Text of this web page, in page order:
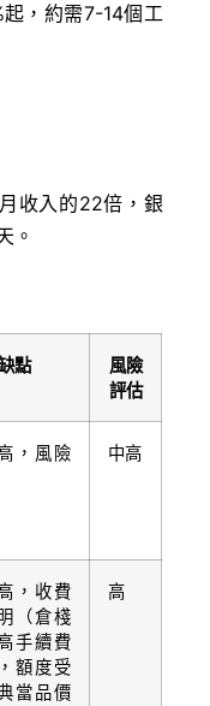
，約需7-14個工
收入的22倍，銀
。
點
風險
評估
，風險
中高
，收費
（倉棧
手續費
額度受
當品價
高